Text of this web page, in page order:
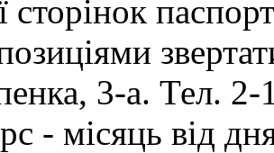
сторінок
3-а. Тел. 2-
- місяць від